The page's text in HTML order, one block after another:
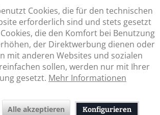
Cookies, die für den technischen
erforderlich sind und stets gesetzt
die den Komfort bei Benutzung
der Direktwerbung dienen oder
mit anderen Websites und sozialen
sollen, werden nur mit Ihrer
gesetzt. Mehr Informationen
Alle akzeptieren Konfigurieren